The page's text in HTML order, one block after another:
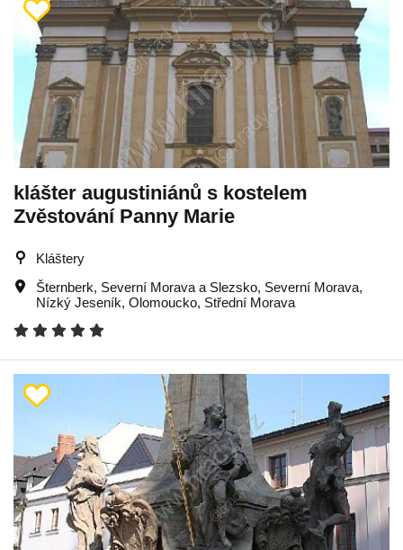
klášter augustiniánů s kostelem
Zvěstování Panny Marie
Kláštery
Šternberk, Severní Morava a Slezsko, Severní Morava,
Nízký Jeseník, Olomoucko, Střední Morava